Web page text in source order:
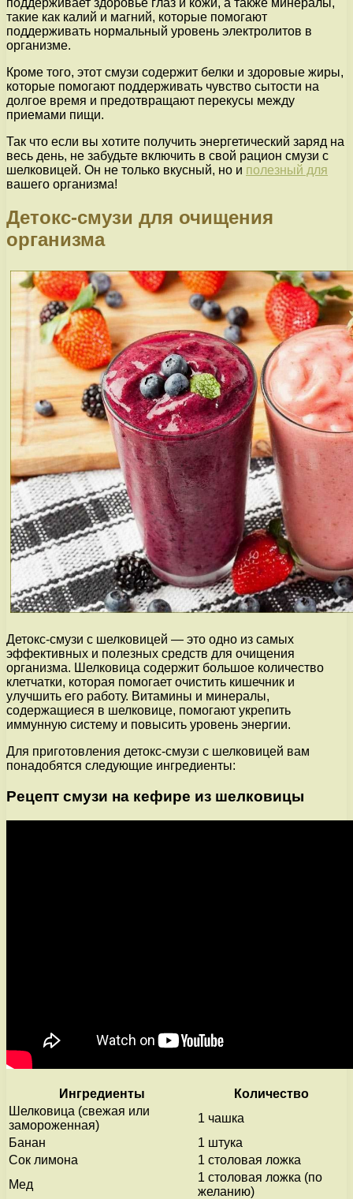
такие как калий и магний, которые помогают
поддерживать нормальный уровень электролитов в
организме.
Кроме того, этот смузи содержит белки и здоровые жиры,
которые помогают поддерживать чувство сытости на
долгое время и предотвращают перекусы между
приемами пищи.
Так что если вы хотите получить энергетический заряд на
весь день, не забудьте включить в свой рацион смузи с
шелковицей. Он не только вкусный, но и полезный для
вашего организма!
Детокс-смузи для очищения
организма
Детокс-смузи с шелковицей — это одно из самых
эффективных и полезных средств для очищения
организма. Шелковица содержит большое количество
клетчатки, которая помогает очистить кишечник и
улучшить его работу. Витамины и минералы,
содержащиеся в шелковице, помогают укрепить
иммунную систему и повысить уровень энергии.
Для приготовления детокс-смузи с шелковицей вам
понадобятся следующие ингредиенты:
Рецепт смузи на кефире из шелковицы
Ингредиенты
Количество
Шелковица (свежая или
замороженная)
1 чашка
Банан
1 штука
Сок лимона
1 столовая ложка
Мед
1 столовая ложка (по
желанию)